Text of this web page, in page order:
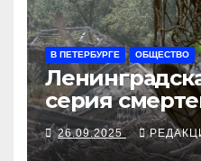
В ПЕТЕРБУРГЕ ОБЩЕСТВО
серия
26.09.2025